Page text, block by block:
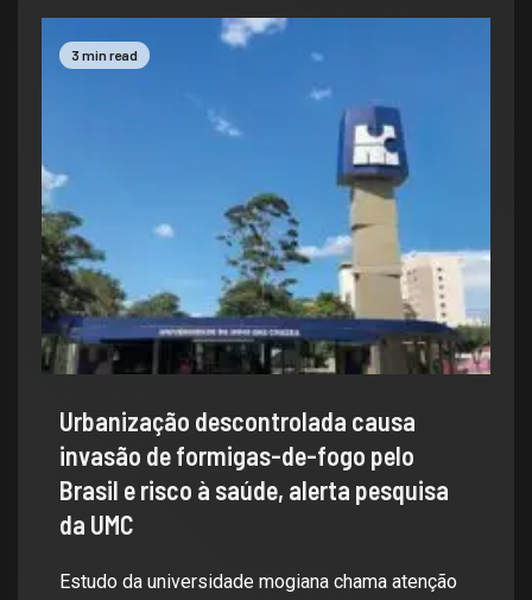
3 min read
Urbanização descontrolada causa
invasão de formigas-de-fogo pelo
Brasil e risco à saúde, alerta pesquisa
da UMC
Estudo da universidade mogiana chama atenção